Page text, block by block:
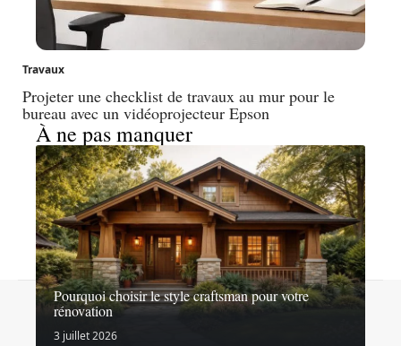
Travaux
Projeter une checklist de travaux au mur pour le
bureau avec un vidéoprojecteur Epson
À ne pas manquer
Pourquoi choisir le style craftsman pour votre
rénovation
3 juillet 2026© 2026 | nouvellebossastudio.com
Contact Mentions légales Sitemap